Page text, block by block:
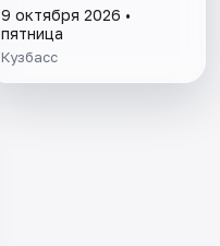
9 октября 2026 •
пятница
Кузбасс